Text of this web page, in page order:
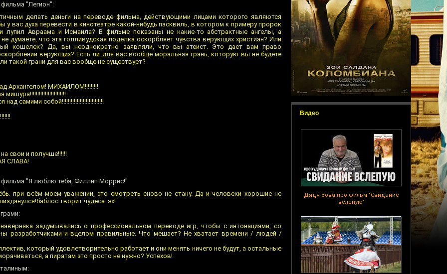
Видео
Дядя Вова про фильм "Свидание
вслепую"
"Легион":
делать деньги на переводе фильма, действующими лицами которого являются
у вас духа перевести в кинотеатре какой-нибудь пасквиль, в котором к примеру пророк
лупил Авраама и Исмаила? В фильме показаны не какие-то абстрактные ангелы, а
думаете, что эта голливудская поделка оскорбляет чувства верующих христиан? Или
кошелек? Да, вы неоднократно заявляли, что вы атеист. Это дает вам право
верующих? Есть ли для вас вообще моральная грань, которую вы не будете
такой грани для вас вообще не существует?
Архангелом! МИХАИЛОМ!!!!!!!!!
самими собой!!!!!!!!!!!!!!!!!!!!!!!!!!!!
свои и получше!!!!!!
СЛАВА!
"Я люблю тебя, Филлип Моррис!"
при всём моем уважении, это смотреть сново не стану. Да и человеки хорошие не
творит чудеса. эх!
задумывались о профессиональном переводе игр, чтобы с интонациями, со
разработчиками и вцелом правильные. Что мешает? Не хватает времени / людей /
который удовлетворительно работает и они менять ничего не будут, а остальные
а пиратам это просто не нужно? Успехов!